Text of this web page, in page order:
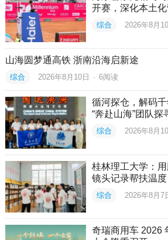
开赛，深化本土
综合 2026年8月
山海圆梦通高铁 浙南沿海启新途
综合 2026年8月10日 · 6阅读
循河探仓，解码
“奔赴山海”团队
综合 2026年8月
桂林理工大学：
镜头记录帮扶温度
综合 2026年8月7
奇瑞商用车 2026